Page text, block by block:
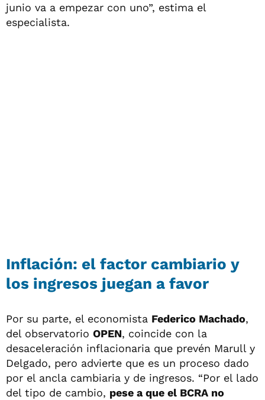
junio va a empezar con uno”, estima el
especialista.
Inflación: el factor cambiario y
los ingresos juegan a favor
Por su parte, el economista Federico Machado,
del observatorio OPEN, coincide con la
desaceleración inflacionaria que prevén Marull y
Delgado, pero advierte que es un proceso dado
por el ancla cambiaria y de ingresos. “Por el lado
del tipo de cambio, pese a que el BCRA no